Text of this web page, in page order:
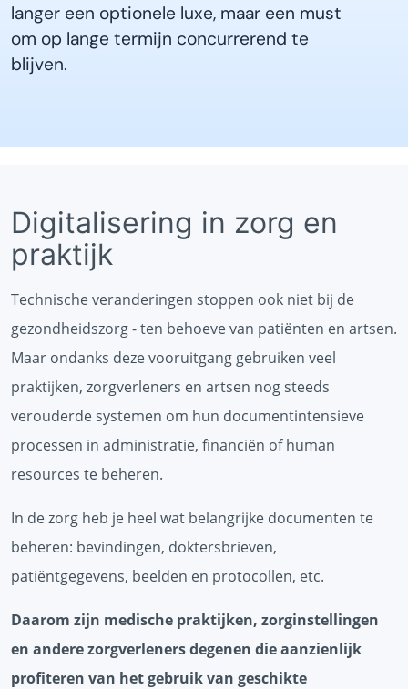
langer een optionele luxe, maar een must
om op lange termijn concurrerend te
blijven.
Digitalisering in zorg en
praktijk
Technische veranderingen stoppen ook niet bij de
gezondheidszorg - ten behoeve van patiënten en artsen.
Maar ondanks deze vooruitgang gebruiken veel
praktijken, zorgverleners en artsen nog steeds
verouderde systemen om hun documentintensieve
processen in administratie, financiën of human
resources te beheren.
In de zorg heb je heel wat belangrijke documenten te
beheren: bevindingen, doktersbrieven,
patiëntgegevens, beelden en protocollen, etc.
Daarom zijn medische praktijken, zorginstellingen
en andere zorgverleners degenen die aanzienlijk
profiteren van het gebruik van geschikte